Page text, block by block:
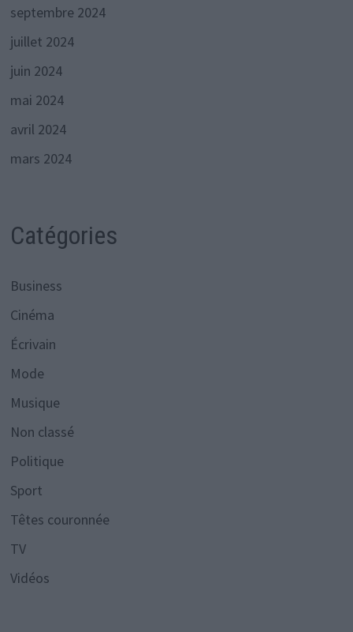
septembre 2024
juillet 2024
juin 2024
mai 2024
avril 2024
mars 2024
Catégories
Business
Cinéma
Écrivain
Mode
Musique
Non classé
Politique
Sport
Têtes couronnée
TV
Vidéos